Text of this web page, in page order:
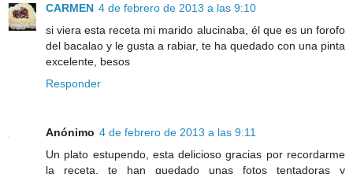
CARMEN 4 de febrero de 2013 a las 9:10
si viera esta receta mi marido alucinaba, él que es un forofo
del bacalao y le gusta a rabiar, te ha quedado con una pinta
excelente, besos
Responder
Anónimo 4 de febrero de 2013 a las 9:11
Un plato estupendo, esta delicioso gracias por recordarme
la receta, te han quedado unas fotos tentadoras y